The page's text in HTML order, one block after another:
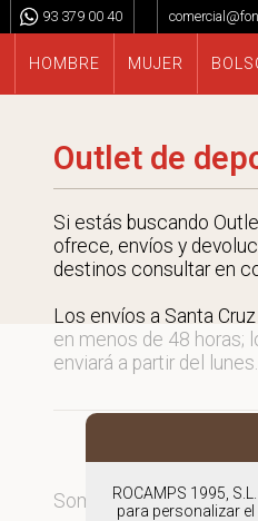
93 379 00 40
HOMBRE MUJER
Outlet de
Si estás buscando
ofrece, envíos y
destinos consultar en
Los envíos a Santa
en menos de 48 horas;
enviará a partir del lunes.
Somosespecialistas
ROCAMPS 1995,
para personalizar